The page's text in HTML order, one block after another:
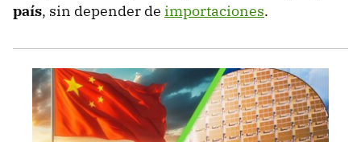
país, sin depender de importaciones.